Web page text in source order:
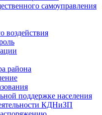
самоуправления
воздействия
района
поддержке населения
КДНиЗП